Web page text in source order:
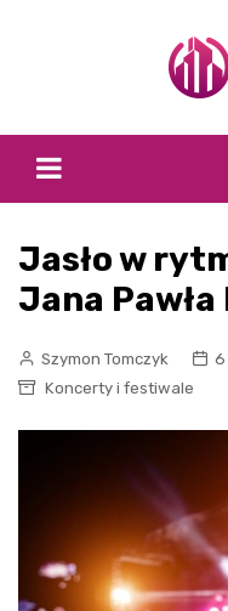
Jasło w
Jana Pawła
Szymon Tomczyk
6
Koncerty i festiwale